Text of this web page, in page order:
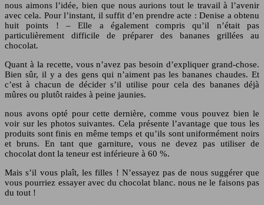
nous aimons l’idée, bien que nous aurions tout le travail à l’avenir
avec cela. Pour l’instant, il suffit d’en prendre acte : Denise a obtenu
huit points ! – Elle a également compris qu’il n’était pas
particulièrement difficile de préparer des bananes grillées au
chocolat.
Quant à la recette, vous n’avez pas besoin d’expliquer grand-chose.
Bien sûr, il y a des gens qui n’aiment pas les bananes chaudes. Et
c’est à chacun de décider s’il utilise pour cela des bananes déjà
mûres ou plutôt raides à peine jaunies.
nous avons opté pour cette dernière, comme vous pouvez bien le
voir sur les photos suivantes. Cela présente l’avantage que tous les
produits sont finis en même temps et qu’ils sont uniformément noirs
et bruns. En tant que garniture, vous ne devez pas utiliser de
chocolat dont la teneur est inférieure à 60 %.
Mais s’il vous plaît, les filles ! N’essayez pas de nous suggérer que
vous pourriez essayer avec du chocolat blanc. nous ne le faisons pas
du tout !